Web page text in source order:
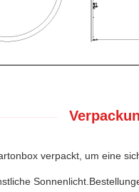
verpackt, um eine